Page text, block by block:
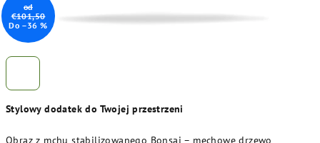
Stylowy dodatek do Twojej przestrzeni
Obraz z mchu stabilizowanego Bonsai – mechowe drzewo
od
€101,50
Do –36 %